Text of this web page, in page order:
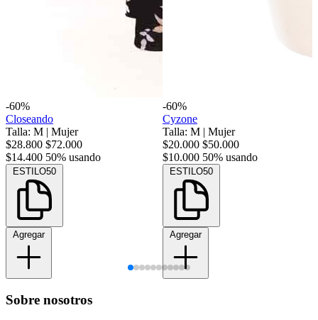
-60%
Closeando
Talla: M | Mujer
$28.800 $72.000
$14.400 50% usando
ESTILO50
Agregar
-60%
Cyzone
Talla: M | Mujer
$20.000 $50.000
$10.000 50% usando
ESTILO50
Agregar
Sobre nosotros